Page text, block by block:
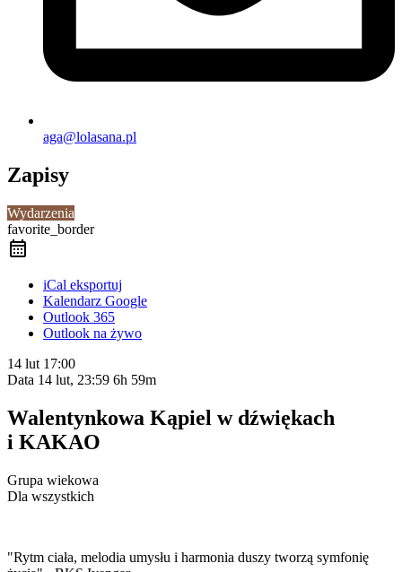
aga@lolasana.pl
Zapisy
Wydarzenia
favorite_border
iCal eksportuj
Kalendarz Google
Outlook 365
Outlook na żywo
14 lut 17:00
Data 14 lut, 23:59 6h 59m
Walentynkowa Kąpiel w dźwiękach
i KAKAO
Grupa wiekowa
Dla wszystkich
"Rytm ciała, melodia umysłu i harmonia duszy tworzą symfonię